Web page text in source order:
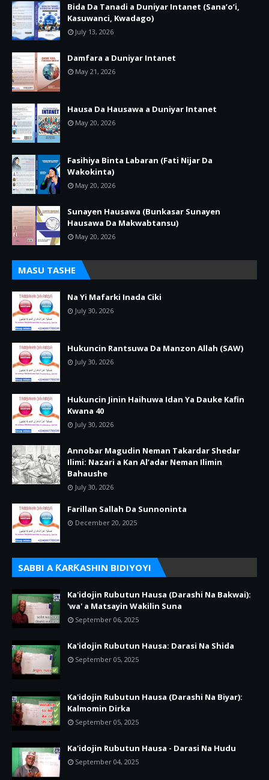
Bida Da Tanadi a Duniyar Intanet (Sana’o’i,
Kasuwanci, Kwadago)
July 13, 2026
Damfara a Duniyar Intanet
May 21, 2026
Hausa Da Hausawa a Duniyar Intanet
May 20, 2026
Fasihiya Binta Labaran (Fati Nijar Da
Wakokinta)
May 20, 2026
Sunayen Hausawa (Bunkasar Sunayen
Hausawa Da Makwabtansu)
May 20, 2026
MASU TASHE
Na Yi Mafarki Inada Ciki
July 30, 2026
Hukuncin Rantsuwa Da Manzon Allah (SAW)
July 30, 2026
Hukuncin Jinin Haihuwa Idan Ya Dauke Kafin
Kwana 40
July 30, 2026
Annobar Magudin Neman Takardar Shedar
Ilimi: Nazari a Kan Al’adar Neman Ilimin
Bahaushe
July 30, 2026
Farillan Sallah Da Sunnoninta
December 20, 2025
SABBI A ƘARƘASHIN BIDIYOYI
Ka'idojin Rubutun Hausa (Darashi Na Bakwai):
'wa' a Matsayin Wakilin Suna
September 06, 2025
Ka'idojin Rubutun Hausa: Darasi Na Shida
September 05, 2025
Ka'idojin Rubutun Hausa (Darashi Na Biyar):
Kalmomin Dirka
September 05, 2025
Ka'idojin Rubutun Hausa - Darasi Na Hudu
September 04, 2025